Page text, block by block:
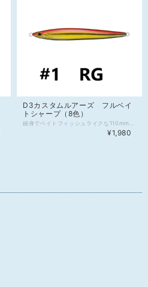
D3カスタムルアーズ フルベイ
トシャープ（8色）
¥1,980